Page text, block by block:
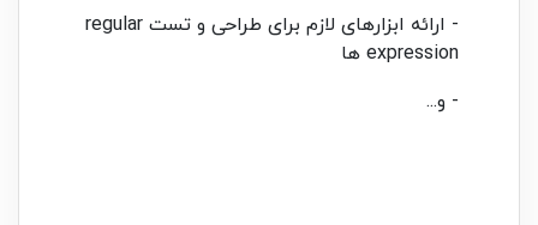
- ارائه ابزارهای لازم برای طراحی و تست regular
expression ها
- و...